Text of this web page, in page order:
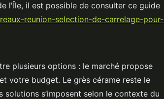
l'Île, il est possible de consulter ce guide
reunion-selection-de-carrelage-pour-
plusieurs options : le marché propose
votre budget. Le grès cérame reste le
solutions s’imposent selon le contexte du